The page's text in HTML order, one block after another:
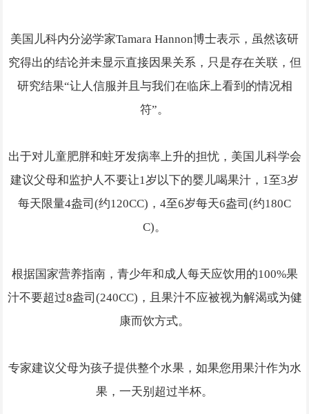
美国儿科内分泌学家Tamara Hannon博士表示，虽然该研
究得出的结论并未显示直接因果关系，只是存在关联，但
研究结果“让人信服并且与我们在临床上看到的情况相
符”。
出于对儿童肥胖和蛀牙发病率上升的担忧，美国儿科学会
建议父母和监护人不要让1岁以下的婴儿喝果汁，1至3岁
每天限量4盎司(约120CC)，4至6岁每天6盎司(约180C
C)。
根据国家营养指南，青少年和成人每天应饮用的100%果
汁不要超过8盎司(240CC)，且果汁不应被视为解渴或为健
康而饮方式。
专家建议父母为孩子提供整个水果，如果您用果汁作为水
果，一天别超过半杯。